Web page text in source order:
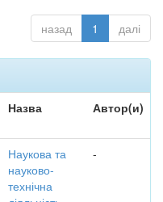
назад 1 далі
Назва Автор(и)
Наукова та
науково-
технічна
-